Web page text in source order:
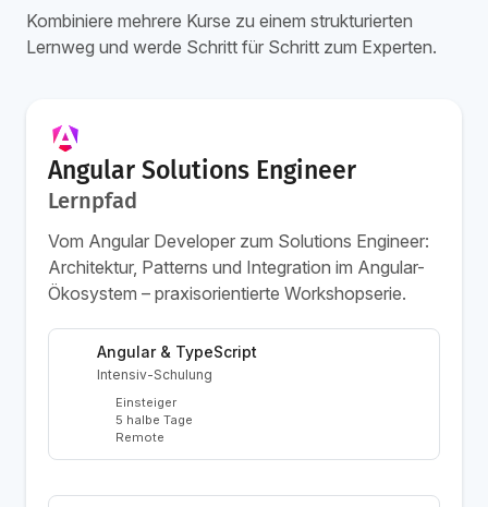
Kombiniere mehrere Kurse zu einem strukturierten
Lernweg und werde Schritt für Schritt zum Experten.
Angular Solutions Engineer
Lernpfad
Vom Angular Developer zum Solutions Engineer:
Architektur, Patterns und Integration im Angular-
Ökosystem – praxisorientierte Workshopserie.
Angular & TypeScript
Intensiv-Schulung
Einsteiger
5 halbe Tage
Remote